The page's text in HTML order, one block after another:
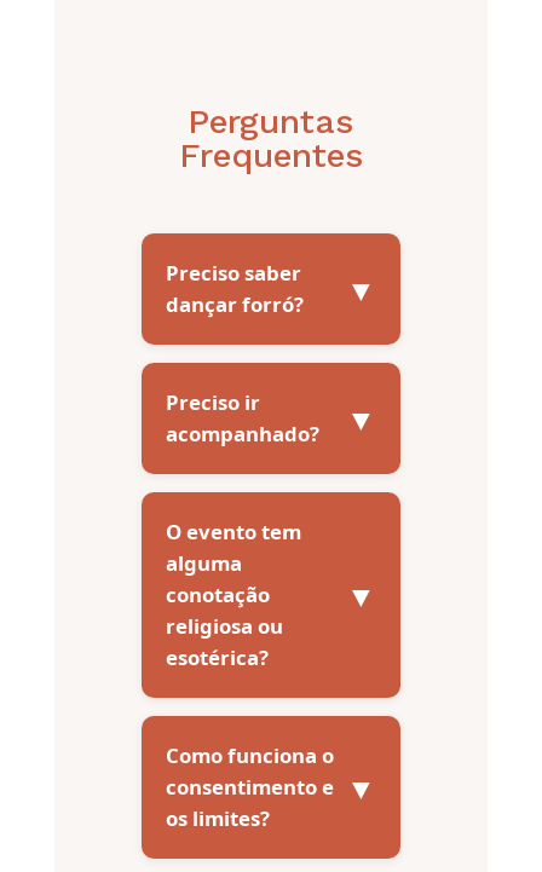
Perguntas
Frequentes
Preciso saber
dançar forró?
▼
Preciso ir
acompanhado?
▼
O evento tem
alguma
conotação
religiosa ou
esotérica?
▼
Como funciona o
consentimento e
os limites?
▼